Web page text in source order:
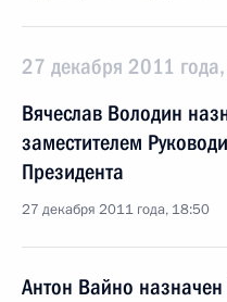
27 декабря 2011
Вячеслав Володин
заместителем
Президента
27 декабря 2011 года, 18:50
Антон Вайно